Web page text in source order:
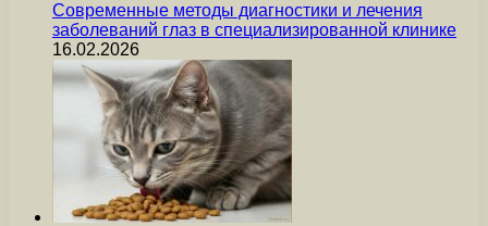
Современные методы диагностики и лечения
заболеваний глаз в специализированной клинике
16.02.2026